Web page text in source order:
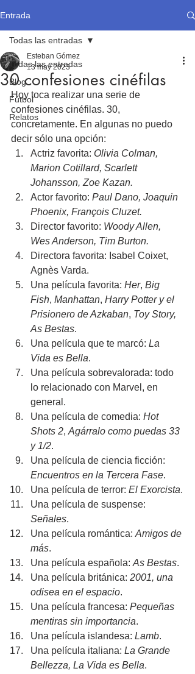
Entrada
Todas las entradas
Blog
Fútbol
Relatos
Todas las entradas
30 confesiones cinéfilas
Esteban Gómez
13 may 2023
Hoy toca realizar una serie de
confesiones cinéfilas. 30,
concretamente. En algunas no puedo
decir sólo una opción:
Actriz favorita: Olivia Colman,
Marion Cotillard, Scarlett
Johansson, Zoe Kazan.
Actor favorito: Paul Dano, Joaquin
Phoenix, François Cluzet.
Director favorito: Woody Allen,
Wes Anderson, Tim Burton.
Directora favorita: Isabel Coixet,
Agnès Varda.
Una película favorita: Her, Big
Fish, Manhattan, Harry Potter y el
Prisionero de Azkaban, Toy Story,
As Bestas.
Una película que te marcó: La
Vida es Bella.
Una película sobrevalorada: todo
lo relacionado con Marvel, en
general.
Una película de comedia: Hot
Shots 2, Agárralo como puedas 33
y 1/2.
Una película de ciencia ficción:
Encuentros en la Tercera Fase.
Una película de terror: El Exorcista.
Una película de suspense:
Señales.
Una película romántica: Amigos de
más.
Una película española: As Bestas.
Una película británica: 2001, una
odisea en el espacio.
Una película francesa: Pequeñas
mentiras sin importancia.
Una película islandesa: Lamb.
Una película italiana: La Grande
Bellezza, La Vida es Bella.